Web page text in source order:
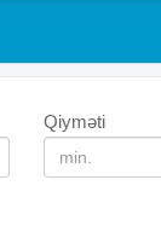
Qiyməti